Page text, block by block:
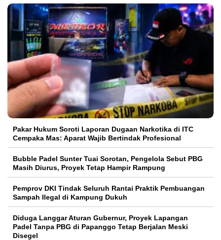
Pakar Hukum Soroti Laporan Dugaan Narkotika di ITC
Cempaka Mas: Aparat Wajib Bertindak Profesional
Bubble Padel Sunter Tuai Sorotan, Pengelola Sebut PBG
Masih Diurus, Proyek Tetap Hampir Rampung
Pemprov DKI Tindak Seluruh Rantai Praktik Pembuangan
Sampah Ilegal di Kampung Dukuh
Diduga Langgar Aturan Gubernur, Proyek Lapangan
Padel Tanpa PBG di Papanggo Tetap Berjalan Meski
Disegel